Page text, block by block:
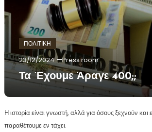
ΠΟΛΙΤΙΚΗ
23/12/2024 Press room
Τα Έχουμε Άραγε 400;;
Η ιστορία είναι γνωστή, αλλά για όσους ξεχνούν και
παραθέτουμε εν τάχει.